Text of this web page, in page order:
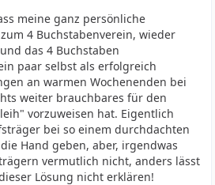
meine ganz persönliche
4 Buchstabenverein, wieder
das 4 Buchstaben
paar selbst als erfolgreich
an warmen Wochenenden bei
weiter brauchbares für den
vorzuweisen hat. Eigentlich
bei so einem durchdachten
Hand geben, aber, irgendwas
vermutlich nicht, anders lässt
Lösung nicht erklären!